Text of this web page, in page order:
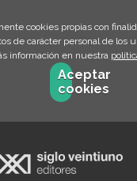
cookies propias con
de carácter personal de los
información en nuestra
Aceptar
cookies